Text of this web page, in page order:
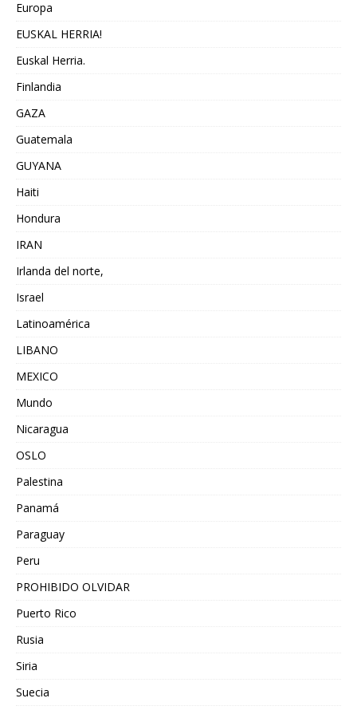
Europa
EUSKAL HERRIA!
Euskal Herria.
Finlandia
GAZA
Guatemala
GUYANA
Haiti
Hondura
IRAN
Irlanda del norte,
Israel
Latinoamérica
LIBANO
MEXICO
Mundo
Nicaragua
OSLO
Palestina
Panamá
Paraguay
Peru
PROHIBIDO OLVIDAR
Puerto Rico
Rusia
Siria
Suecia